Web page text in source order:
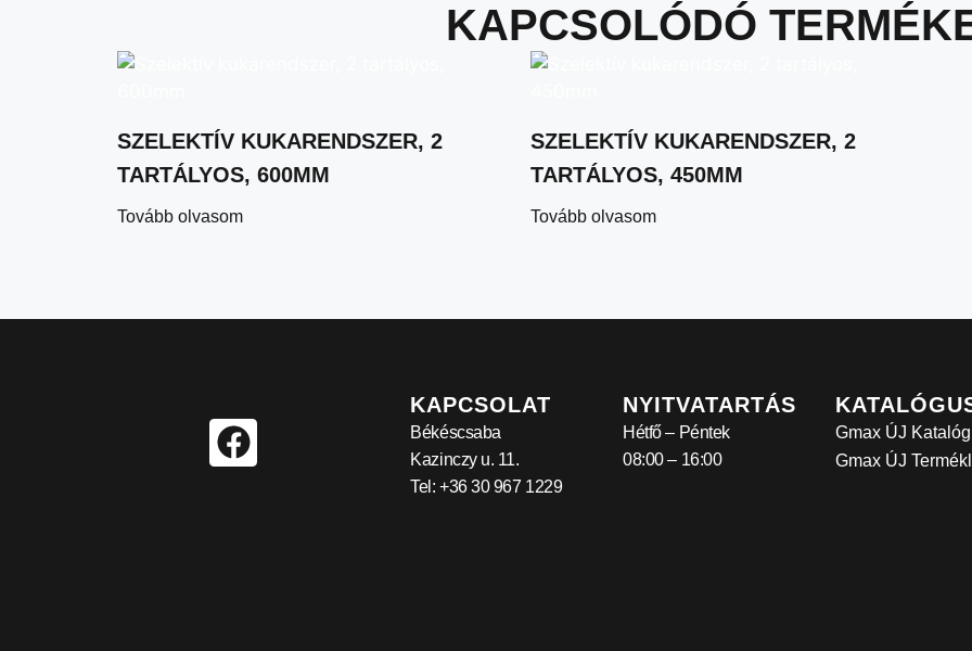
KAPCSOLÓDÓ
SZELEKTÍV KUKARENDSZER, 2
TARTÁLYOS, 600MM
Tovább olvasom
SZELEKTÍV KUKARENDSZER, 2
TARTÁLYOS, 450MM
Tovább olvasom
KAPCSOLAT
Békéscsaba
Kazinczy u. 11.
Tel: +36 30 967 1229
NYITVATARTÁS
Hétfő – Péntek
08:00 – 16:00
Gmax ÚJ
Gmax ÚJ